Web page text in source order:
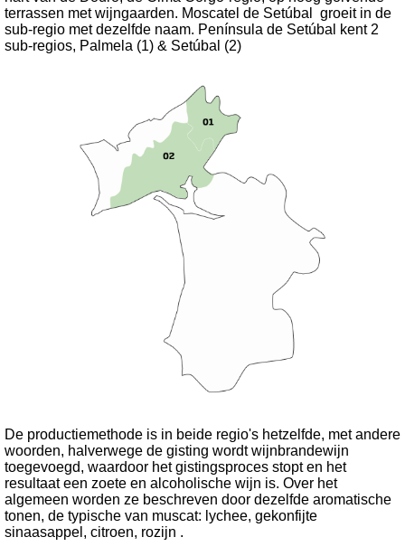
terrassen met wijngaarden. Moscatel de Setúbal groeit in de
sub-regio met dezelfde naam. Península de Setúbal kent 2
sub-regios, Palmela (1) & Setúbal (2)
De productiemethode is in beide regio's hetzelfde, met andere
woorden, halverwege de gisting wordt wijnbrandewijn
toegevoegd, waardoor het gistingsproces stopt en het
resultaat een zoete en alcoholische wijn is. Over het
algemeen worden ze beschreven door dezelfde aromatische
tonen, de typische van muscat: lychee, gekonfijte
sinaasappel, citroen, rozijn .